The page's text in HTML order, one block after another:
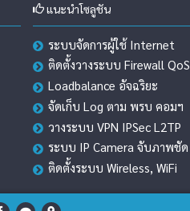
แนะนำโซลูชัน
ระบบจัดการผู้ใช้ Internet
ติดตั้งวางระบบ Firewall QoS
Loadbalance อัจฉริยะ
จัดเก็บ Log ตาม พรบ คอมฯ
วางระบบ VPN IPSec L2TP
ระบบ IP Camera จับภาพชัด
ติดตั้งระบบ Wireless, WiFi